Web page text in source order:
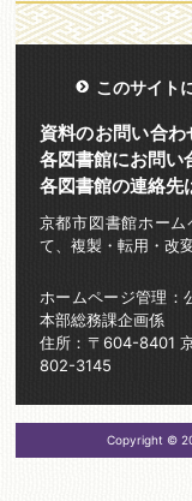
このサイト
資料のお問い合
各図書館にお問い
各図書館の連絡先
京都市図書館ホー
て、複製・転用・改
ホームページ管理：
本部総務課企画係
住所：〒604-8401
802-3145
Copyright ©